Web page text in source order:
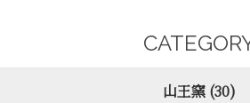
山王窯 (30)